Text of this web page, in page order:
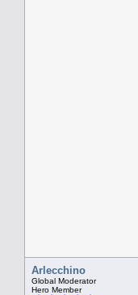
Arlecchino
Global Moderator
Hero Member